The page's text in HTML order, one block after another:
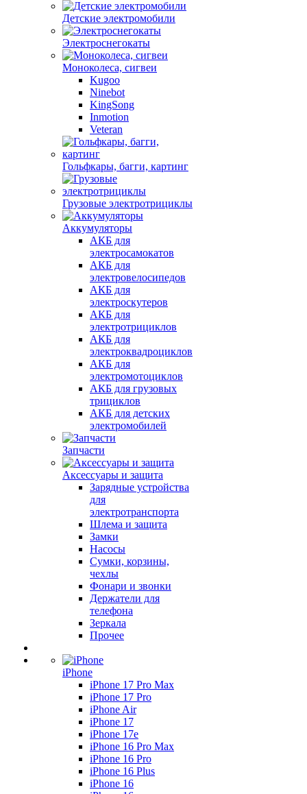
Детские электромобили
Электроснегокаты
Моноколеса, сигвеи
Kugoo
Ninebot
KingSong
Inmotion
Veteran
Гольфкары, багги, картинг
Грузовые электротрициклы
Аккумуляторы
АКБ для
электросамокатов
АКБ для
электровелосипедов
АКБ для
электроскутеров
АКБ для
электротрициклов
АКБ для
электроквадроциклов
АКБ для
электромотоциклов
АКБ для грузовых
трициклов
АКБ для детских
электромобилей
Запчасти
Аксессуары и защита
Зарядные устройства
для
электротранспорта
Шлема и защита
Замки
Насосы
Сумки, корзины,
чехлы
Фонари и звонки
Держатели для
телефона
Зеркала
Прочее
iPhone
iPhone 17 Pro Max
iPhone 17 Pro
iPhone Air
iPhone 17
iPhone 17e
iPhone 16 Pro Max
iPhone 16 Pro
iPhone 16 Plus
iPhone 16